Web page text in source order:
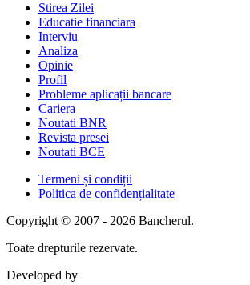
Stirea Zilei
Educatie financiara
Interviu
Analiza
Opinie
Profil
Probleme aplicații bancare
Cariera
Noutati BNR
Revista presei
Noutati BCE
Termeni și condiții
Politica de confidențialitate
Copyright © 2007 - 2026 Bancherul.
Toate drepturile rezervate.
Developed by